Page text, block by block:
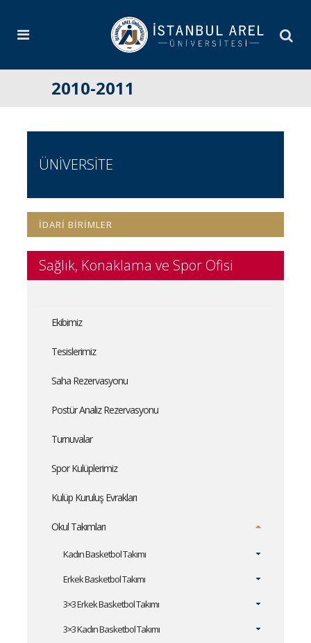
2010-2011
ÜNİVERSİTE
İDARİ BİRİMLER
Sağlık, Konaklama ve Spor Ofisi
Ekibimiz
Tesislerimiz
Saha Rezervasyonu
Postür Analiz Rezervasyonu
Turnuvalar
Spor Kulüplerimiz
Kulüp Kuruluş Evrakları
Okul Takımları
Kadın Basketbol Takımı
Erkek Basketbol Takımı
3×3 Erkek Basketbol Takımı
3×3 Kadın Basketbol Takımı